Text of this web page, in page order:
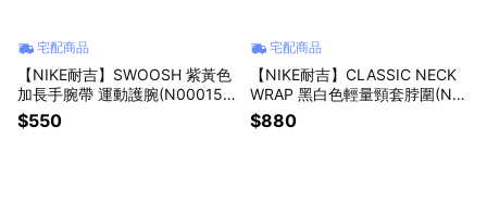
宅配商品
【NIKE耐吉】SWOOSH 紫黃色
加長手腕帶 運動護腕(N000158
6730OS/AC2287730) 老公禮
物 老婆禮物 週年紀念日禮物 結
$550
宅配商品
【NIKE耐吉】CLASSIC NECK
WRAP 黑白色輕量頸套脖圍(N10
07176010OS) 透氣快乾防風 單
車跑步重機車跑山面罩 運動用品
$880